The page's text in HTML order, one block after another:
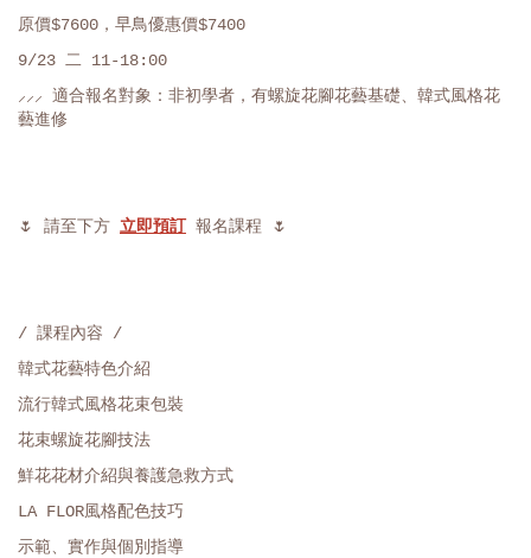
原價$7600，早鳥優惠價$7400
9/23 二 11-18:00
⸝⸝⸝ 適合報名對象：非初學者，有螺旋花腳花藝基礎、韓式風格花
藝進修
🌷 請至下方 立即預訂 報名課程 🌷
/ 課程內容 /
韓式花藝特色介紹
流行韓式風格花束包裝
花束螺旋花腳技法
鮮花花材介紹與養護急救方式
LA FLOR風格配色技巧
示範、實作與個別指導